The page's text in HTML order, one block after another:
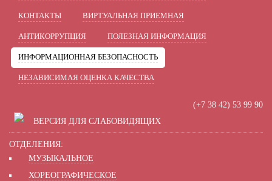
КОНТАКТЫ ВИРТУАЛЬНАЯ ПРИЕМНАЯ
АНТИКОРРУПЦИЯ ПОЛЕЗНАЯ ИНФОРМАЦИЯ
ИНФОРМАЦИОННАЯ БЕЗОПАСНОСТЬ
НЕЗАВИСИМАЯ ОЦЕНКА КАЧЕСТВА
(+7 38 42) 53 99 90
ВЕРСИЯ ДЛЯ СЛАБОВИДЯЩИХ
ОТДЕЛЕНИЯ:
МУЗЫКАЛЬНОЕ
ХОРЕОГРАФИЧЕСКОЕ